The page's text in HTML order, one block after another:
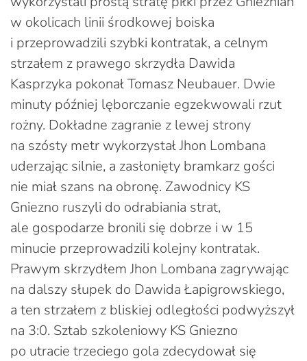
w okolicach linii środkowej boiska
i przeprowadzili szybki kontratak, a celnym
strzałem z prawego skrzydła Dawida
Kasprzyka pokonał Tomasz Neubauer. Dwie
minuty później lęborczanie egzekwowali rzut
rożny. Dokładne zagranie z lewej strony
na szósty metr wykorzystał Jhon Lombana
uderzając silnie, a zasłonięty bramkarz gości
nie miał szans na obronę. Zawodnicy KS
Gniezno ruszyli do odrabiania strat,
ale gospodarze bronili się dobrze i w 15
minucie przeprowadzili kolejny kontratak.
Prawym skrzydłem Jhon Lombana zagrywając
na dalszy słupek do Dawida Łapigrowskiego,
a ten strzałem z bliskiej odległości podwyższył
na 3:0. Sztab szkoleniowy KS Gniezno
po utracie trzeciego gola zdecydował się